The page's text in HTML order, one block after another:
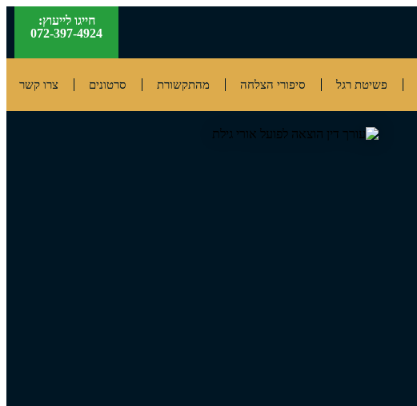
חייגו לייעוץ:
072-397-4924
פשיטת רגל סיפורי הצלחה מהתקשורת סרטונים צרו קשר